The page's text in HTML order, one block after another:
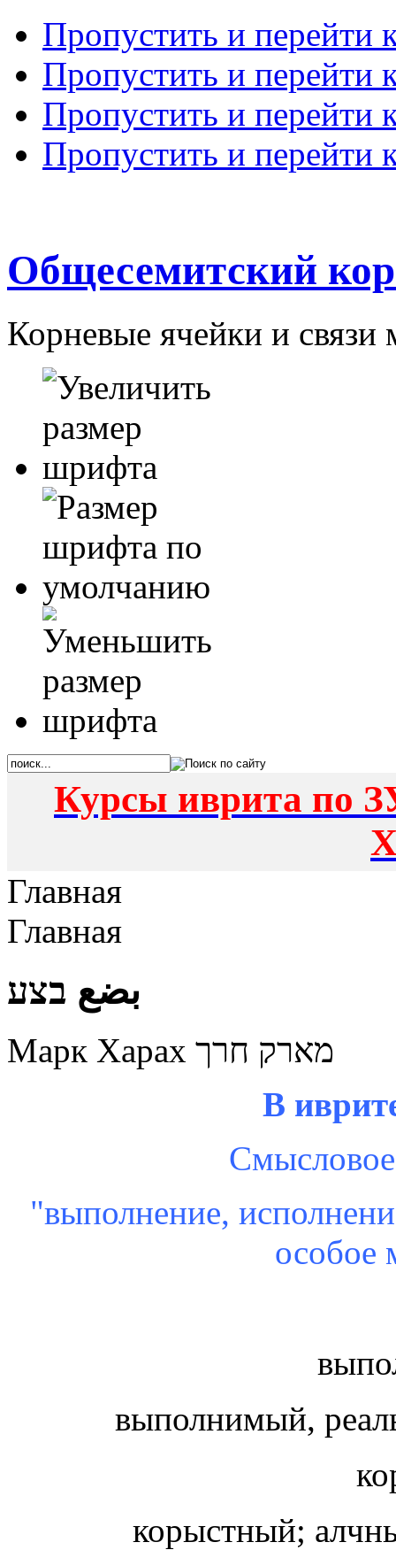
Пропустить и перейти
Пропустить и перейти
Пропустить и перейти
Пропустить и перейти
Общесемитский
Корневые ячейки и
Курсы иврита по
Главная
Главная
بضع בצע
Марк Харах מארק חרך
"выполнение,
особое
выполнимый,
корыстный;